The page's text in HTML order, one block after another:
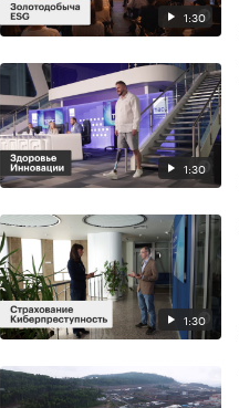
1:30
1:30
1:30